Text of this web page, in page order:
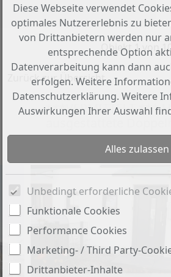
Objekt 1 von
Zurück zur Übersicht
***VERMITTELT ***
Objekt-Nr.: 433
Diese Webseite verwendet
optimales Nutzererlebnis zu
von Drittanbietern werden nur
entsprechende Option
Datenverarbeitung kann dann
erfolgen. Weitere
Datenschutzerklärung. Weitere
Auswirkungen Ihrer Auswahl
Unbedingt erforderliche
Funktionale Cookies
Performance Cookies
Marketing- / Third Party-
Drittanbieter-Inhalte